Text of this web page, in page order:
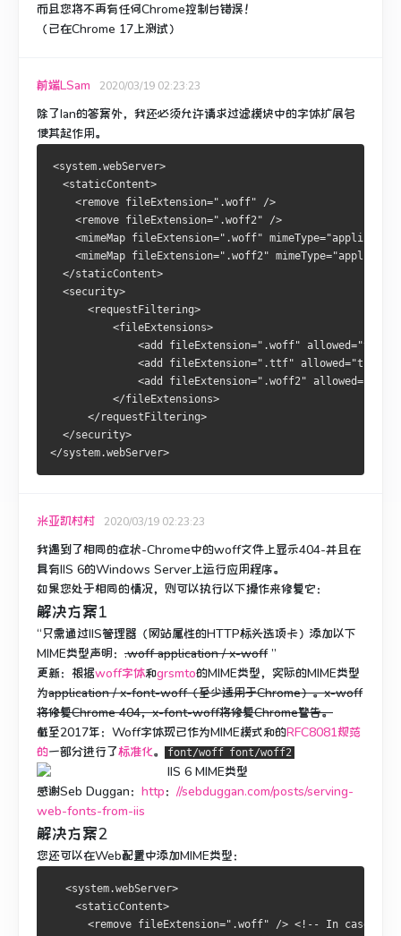
而且您将不再有任何Chrome控制台错误！
（已在Chrome 17上测试）
前端LSam 2020/03/19 02:23:23
除了Ian的答案外，我还必须允许请求过滤模块中的字体扩展名
使其起作用。
<system.webServer>
  <staticContent>
    <remove fileExtension=".woff" />
    <remove fileExtension=".woff2" />
<mimeMap fileExtension=".woff"
<mimeMap fileExtension=".woff2"
  </staticContent>
  <security>
      <requestFiltering>
          <fileExtensions>
<add fileExtension=".woff" allowed="true"
<add fileExtension=".ttf" allowed="true"
<add fileExtension=".woff2"
          </fileExtensions>
      </requestFiltering>
  </security>
</system.webServer>
米亚凯村村 2020/03/19 02:23:23
我遇到了相同的症状-Chrome中的woff文件上显示404-并且在
具有IIS 6的Windows Server上运行应用程序。
如果您处于相同的情况，则可以执行以下操作来修复它：
解决方案1
“只需通过IIS管理器（网站属性的HTTP标头选项卡）添加以下
MIME类型声明： .woff application / x-woff”
更新： 根据woff字体和grsmto的MIME类型，实际的MIME类型
为application / x-font-woff（至少适用于Chrome）。x-woff
将修复Chrome 404，x-font-woff将修复Chrome警告。
截至2017年：Woff字体现已作为MIME模式和的RFC8081规范
的一部分进行了标准化。 font/woff font/woff2
感谢Seb Duggan： http： //sebduggan.com/posts/serving-
web-fonts-from-iis
解决方案2
您还可以在Web配置中添加MIME类型：
  <system.webServer>
    <staticContent>
<remove fileExtension=".woff" /> <!-- In case